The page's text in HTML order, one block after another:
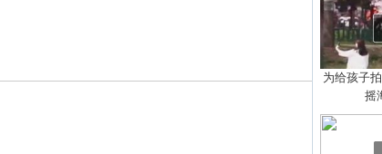
为给孩子
摇